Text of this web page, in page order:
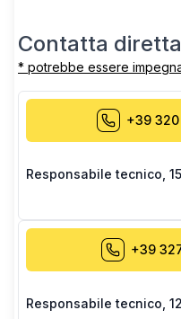
Contatta
* potrebbe essere
+39
Responsabile tecnico
+39
Responsabile tecnico